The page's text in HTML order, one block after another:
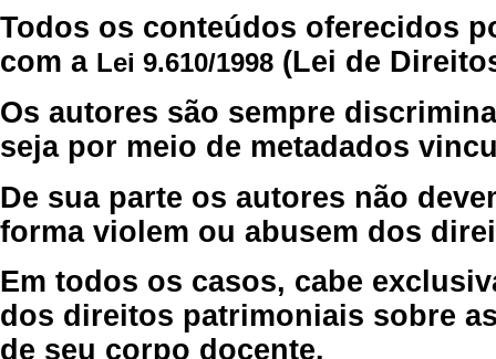
Todos os conteúdos oferecidos
com a Lei 9.610/1998 (Lei de
Os autores são sempre
seja por meio de metadados
De sua parte os autores não
forma violem ou abusem dos
Em todos os casos, cabe
dos direitos patrimoniais sobre
de seu corpo docente.